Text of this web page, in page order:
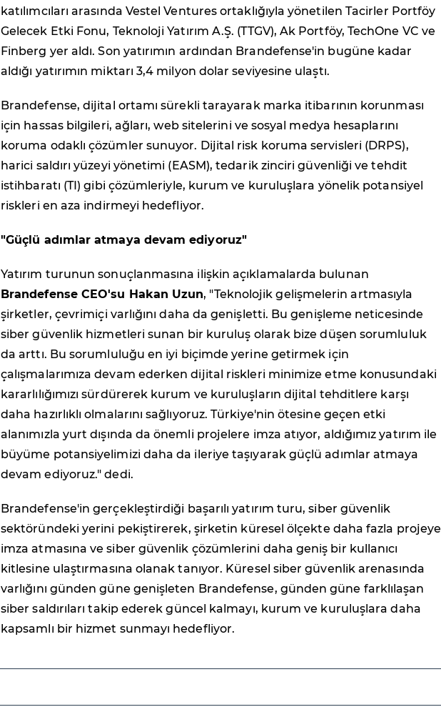
katılımcıları arasında Vestel Ventures ortaklığıyla yönetilen Tacirler Portföy
Gelecek Etki Fonu, Teknoloji Yatırım A.Ş. (TTGV), Ak Portföy, TechOne VC ve
Finberg yer aldı. Son yatırımın ardından Brandefense'in bugüne kadar
aldığı yatırımın miktarı 3,4 milyon dolar seviyesine ulaştı.
Brandefense, dijital ortamı sürekli tarayarak marka itibarının korunması
için hassas bilgileri, ağları, web sitelerini ve sosyal medya hesaplarını
koruma odaklı çözümler sunuyor. Dijital risk koruma servisleri (DRPS),
harici saldırı yüzeyi yönetimi (EASM), tedarik zinciri güvenliği ve tehdit
istihbaratı (TI) gibi çözümleriyle, kurum ve kuruluşlara yönelik potansiyel
riskleri en aza indirmeyi hedefliyor.
"Güçlü adımlar atmaya devam ediyoruz"
Yatırım turunun sonuçlanmasına ilişkin açıklamalarda bulunan
Brandefense CEO'su Hakan Uzun, "Teknolojik gelişmelerin artmasıyla
şirketler, çevrimiçi varlığını daha da genişletti. Bu genişleme neticesinde
siber güvenlik hizmetleri sunan bir kuruluş olarak bize düşen sorumluluk
da arttı. Bu sorumluluğu en iyi biçimde yerine getirmek için
çalışmalarımıza devam ederken dijital riskleri minimize etme konusundaki
kararlılığımızı sürdürerek kurum ve kuruluşların dijital tehditlere karşı
daha hazırlıklı olmalarını sağlıyoruz. Türkiye'nin ötesine geçen etki
alanımızla yurt dışında da önemli projelere imza atıyor, aldığımız yatırım ile
büyüme potansiyelimizi daha da ileriye taşıyarak güçlü adımlar atmaya
devam ediyoruz." dedi.
Brandefense'in gerçekleştirdiği başarılı yatırım turu, siber güvenlik
sektöründeki yerini pekiştirerek, şirketin küresel ölçekte daha fazla projeye
imza atmasına ve siber güvenlik çözümlerini daha geniş bir kullanıcı
kitlesine ulaştırmasına olanak tanıyor. Küresel siber güvenlik arenasında
varlığını günden güne genişleten Brandefense, günden güne farklılaşan
siber saldırıları takip ederek güncel kalmayı, kurum ve kuruluşlara daha
kapsamlı bir hizmet sunmayı hedefliyor.